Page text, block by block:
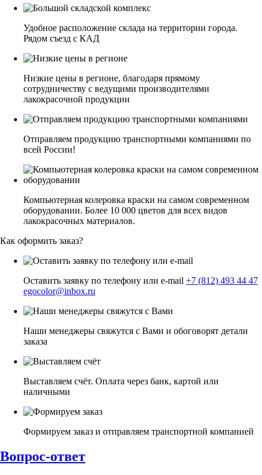
Удобное расположение склада на территории города.
Рядом съезд с КАД
Низкие цены в регионе, благодаря прямому
сотрудничеству с ведущими производителями
лакокрасочной продукции
Отправляем продукцию транспортными компаниями по
всей России!
Компьютерная колеровка краски на самом современном
оборудовании. Более 10 000 цветов для всех видов
лакокрасочных материалов.
Как оформить заказ?
Оставить заявку по телефону или e-mail +7 (812) 493 44 47
egocolor@inbox.ru
Наши менеджеры свяжутся с Вами и обоговорят детали
заказа
Выставляем счёт. Оплата через банк, картой или
наличными
Формируем заказ и отправляем транспортной компанией
Вопрос-ответ